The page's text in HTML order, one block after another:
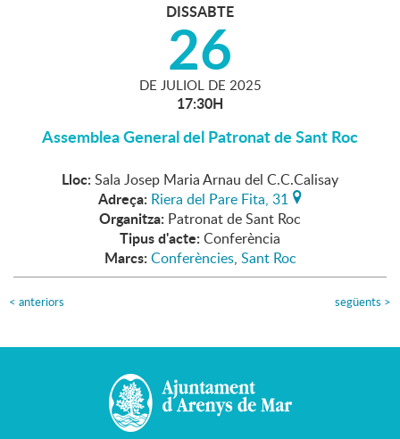
DISSABTE
26
DE JULIOL DE 2025
17:30H
Assemblea General del Patronat de Sant Roc
Lloc: Sala Josep Maria Arnau del C.C.Calisay
Adreça: Riera del Pare Fita, 31
Organitza: Patronat de Sant Roc
Tipus d'acte: Conferència
Marcs: Conferències, Sant Roc
< anteriors següents >